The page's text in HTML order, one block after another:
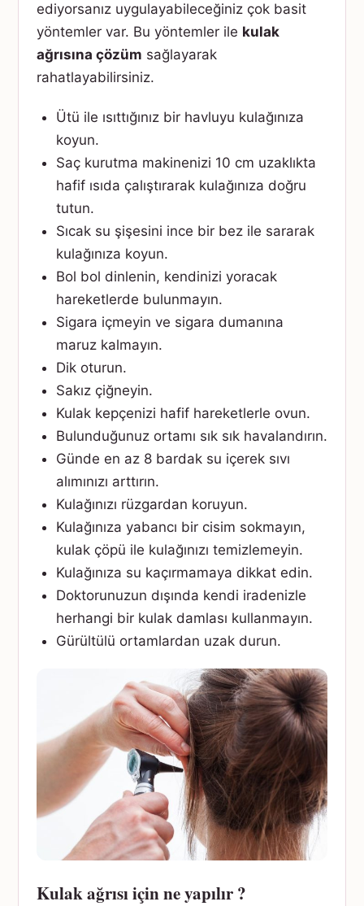
ediyorsanız uygulayabileceğiniz çok basit
yöntemler var. Bu yöntemler ile kulak
ağrısına çözüm sağlayarak
rahatlayabilirsiniz.
Ütü ile ısıttığınız bir havluyu kulağınıza
koyun.
Saç kurutma makinenizi 10 cm uzaklıkta
hafif ısıda çalıştırarak kulağınıza doğru
tutun.
Sıcak su şişesini ince bir bez ile sararak
kulağınıza koyun.
Bol bol dinlenin, kendinizi yoracak
hareketlerde bulunmayın.
Sigara içmeyin ve sigara dumanına
maruz kalmayın.
Dik oturun.
Sakız çiğneyin.
Kulak kepçenizi hafif hareketlerle ovun.
Bulunduğunuz ortamı sık sık havalandırın.
Günde en az 8 bardak su içerek sıvı
alımınızı arttırın.
Kulağınızı rüzgardan koruyun.
Kulağınıza yabancı bir cisim sokmayın,
kulak çöpü ile kulağınızı temizlemeyin.
Kulağınıza su kaçırmamaya dikkat edin.
Doktorunuzun dışında kendi iradenizle
herhangi bir kulak damlası kullanmayın.
Gürültülü ortamlardan uzak durun.
Kulak ağrısı için ne yapılır ?